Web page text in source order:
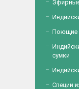
Поющие
сумки
Специи